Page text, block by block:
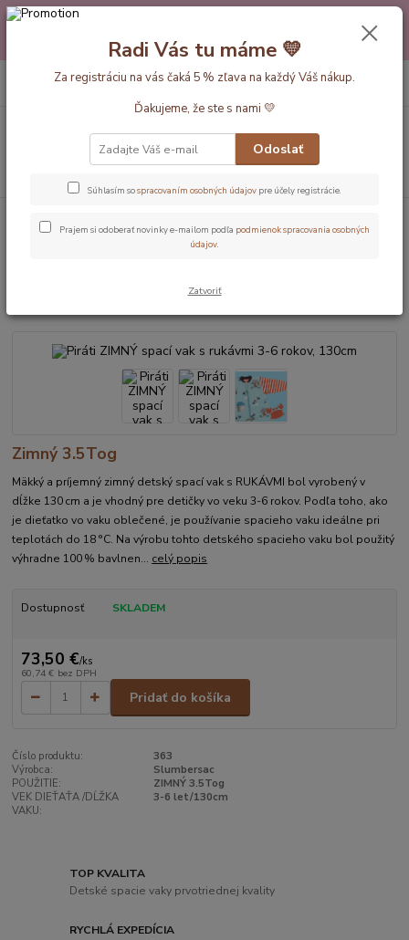
Máte nejakú otázku alebo váhate s výberom? Neváhajte a zavolajte
pokojne aj večer alebo cez víkend. Sme tu pre Vás.💛 Petra a babička
Monička
EUR
+420 777 610 855
3-6 rokov, 130cm
3-6 rokov, 130cm
Zimný 3.5Tog
Mäkký a príjemný zimný detský spací vak s RUKÁVMI bol vyrobený v
dĺžke 130 cm a je vhodný pre detičky vo veku 3-6 rokov. Podľa toho, ako
je dieťatko vo vaku oblečené, je používanie spacieho vaku ideálne pri
teplotách do 18 °C. Na výrobu tohto detského spacieho vaku bol použitý
výhradne 100 % bavlnen... celý popis
Dostupnosť SKLADEM
73,50 €/ks
60,74 € bez DPH
Pridať do košíka
Číslo produktu:
363
Výrobca:
Slumbersac
POUŽITIE:
ZIMNÝ 3.5Tog
VEK DIEŤAŤA /DĹŽKA
VAKU:
3-6 let/130cm
TOP KVALITA
Detské spacie vaky prvotriednej kvality
RYCHLÁ EXPEDÍCIA
Radi Vás tu máme 💛
Za registráciu na vás čaká 5 % zľava na každý Váš nákup.
Ďakujeme, že ste s nami 💛
Odoslať
Súhlasím sospracovaním osobných údajov pre účely registrácie.
Prajem si odoberať novinky e-mailom podľa podmienok spracovania osobných
údajov.
Zatvoriť